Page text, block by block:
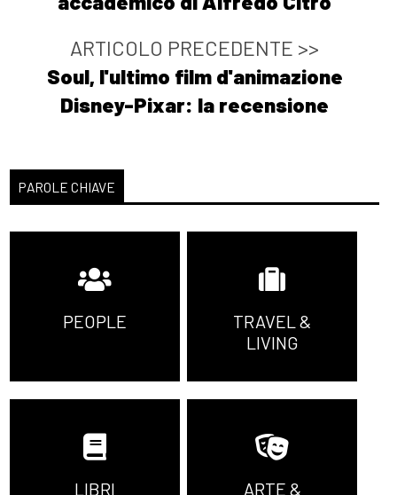
ARTICOLO PRECEDENTE >>
Soul, l'ultimo film d'animazione
Disney-Pixar: la recensione
PAROLE CHIAVE
PEOPLE
TRAVEL &
LIVING
LIBRI
ARTE &